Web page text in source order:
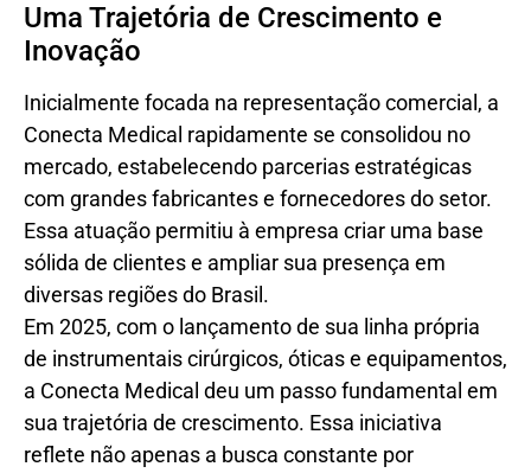
Uma Trajetória de Crescimento e
Inovação
Inicialmente focada na representação comercial, a
Conecta Medical rapidamente se consolidou no
mercado, estabelecendo parcerias estratégicas
com grandes fabricantes e fornecedores do setor.
Essa atuação permitiu à empresa criar uma base
sólida de clientes e ampliar sua presença em
diversas regiões do Brasil.
Em 2025, com o lançamento de sua linha própria
de instrumentais cirúrgicos, óticas e equipamentos,
a Conecta Medical deu um passo fundamental em
sua trajetória de crescimento. Essa iniciativa
reflete não apenas a busca constante por